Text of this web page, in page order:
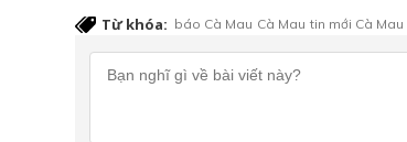
Từ khóa: báo Cà Mau Cà Mau tin mới Cà Mau